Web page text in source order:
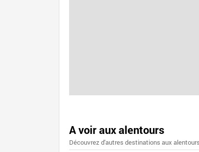
A voir aux alentours
Découvrez d'autres destinations aux